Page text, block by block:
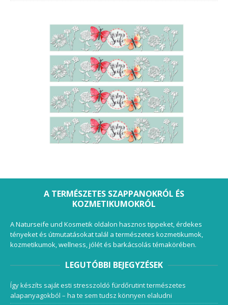
A TERMÉSZETES SZAPPANOKRÓL ÉS
KOZMETIKUMOKRÓL
A Naturseife und Kosmetik oldalon hasznos tippeket, érdekes
tényeket és útmutatásokat talál a természetes kozmetikumok,
kozmetikumok, wellness, jólét és barkácsolás témakörében.
LEGUTÓBBI BEJEGYZÉSEK
Így készíts saját esti stresszoldó fürdőrutint természetes
alapanyagokból – ha te sem tudsz könnyen elaludni